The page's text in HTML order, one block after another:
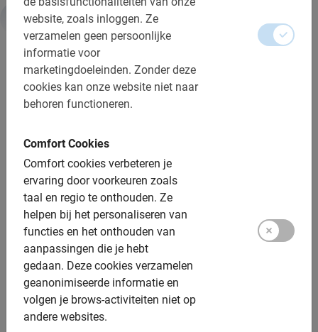
website, zoals inloggen. Ze
verzamelen geen persoonlijke
informatie voor
marketingdoeleinden. Zonder deze
cookies kan onze website niet naar
behoren functioneren.
Comfort Cookies
Comfort cookies verbeteren je
ervaring door voorkeuren zoals
taal en regio te onthouden. Ze
helpen bij het personaliseren van
functies en het onthouden van
aanpassingen die je hebt
gedaan. Deze cookies verzamelen
geanonimiseerde informatie en
volgen je brows-activiteiten niet op
andere websites.
Informatie
Belangrijk om te weten:
Reserveren is verplicht
Wijzigen of annuleren is gratis
Betaling is ter plaatse (contant)
Bij regen krijg je een poncho of mag je gratis
verzetten of annuleren
Afstand: ca. 15 km
Toegankelijk voor alle fietsers
Inclusief:
Gebruik van de fiets